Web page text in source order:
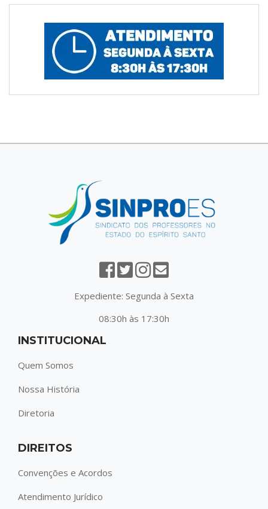
Expediente: Segunda à Sexta
08:30h às 17:30h
INSTITUCIONAL
Quem Somos
Nossa História
Diretoria
DIREITOS
Convenções e Acordos
Atendimento Jurídico